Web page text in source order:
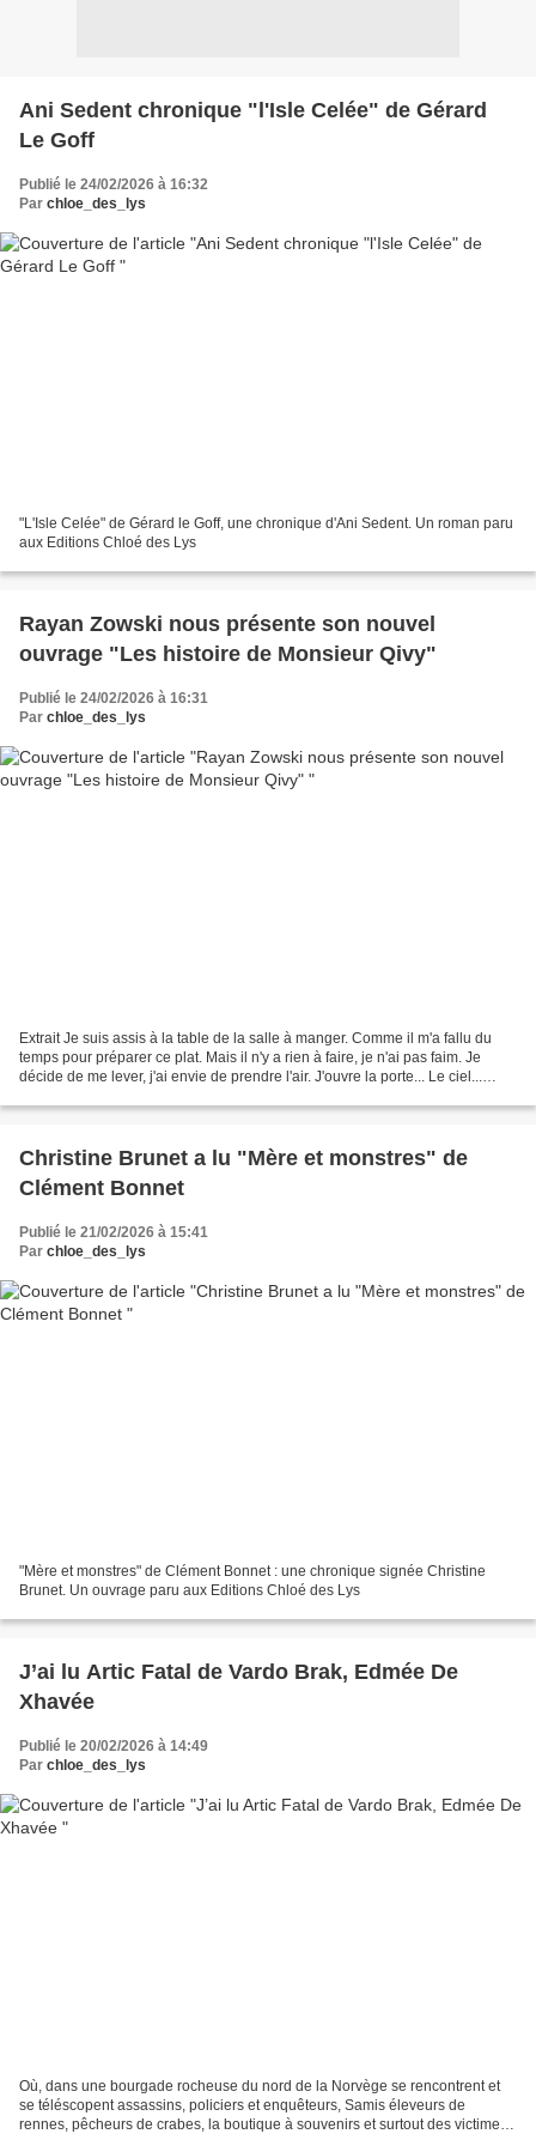
Ani Sedent chronique "l'Isle Celée" de Gérard
Le Goff
Publié le 24/02/2026 à 16:32
Par chloe_des_lys
"L'Isle Celée" de Gérard le Goff, une chronique d'Ani Sedent. Un roman paru
aux Editions Chloé des Lys
Rayan Zowski nous présente son nouvel
ouvrage "Les histoire de Monsieur Qivy"
Publié le 24/02/2026 à 16:31
Par chloe_des_lys
Extrait Je suis assis à la table de la salle à manger. Comme il m'a fallu du
temps pour préparer ce plat. Mais il n'y a rien à faire, je n'ai pas faim. Je
décide de me lever, j'ai envie de prendre l'air. J'ouvre la porte... Le ciel...
Christine Brunet a lu "Mère et monstres" de
Clément Bonnet
Publié le 21/02/2026 à 15:41
Par chloe_des_lys
"Mère et monstres" de Clément Bonnet : une chronique signée Christine
Brunet. Un ouvrage paru aux Editions Chloé des Lys
J’ai lu Artic Fatal de Vardo Brak, Edmée De
Xhavée
Publié le 20/02/2026 à 14:49
Par chloe_des_lys
Où, dans une bourgade rocheuse du nord de la Norvège se rencontrent et
se téléscopent assassins, policiers et enquêteurs, Samis éleveurs de
rennes, pêcheurs de crabes, la boutique à souvenirs et surtout des victimes